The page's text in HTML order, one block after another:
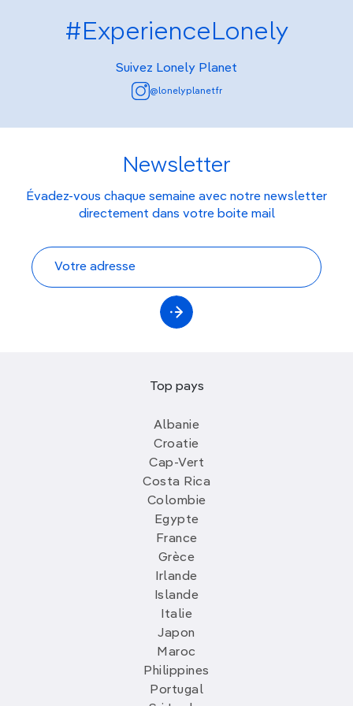
#ExperienceLonely
Suivez Lonely Planet
@lonelyplanetfr
Newsletter
Évadez-vous chaque semaine avec notre newsletter
directement dans votre boite mail
Top pays
Albanie
Croatie
Cap-Vert
Costa Rica
Colombie
Egypte
France
Grèce
Irlande
Islande
Italie
Japon
Maroc
Philippines
Portugal